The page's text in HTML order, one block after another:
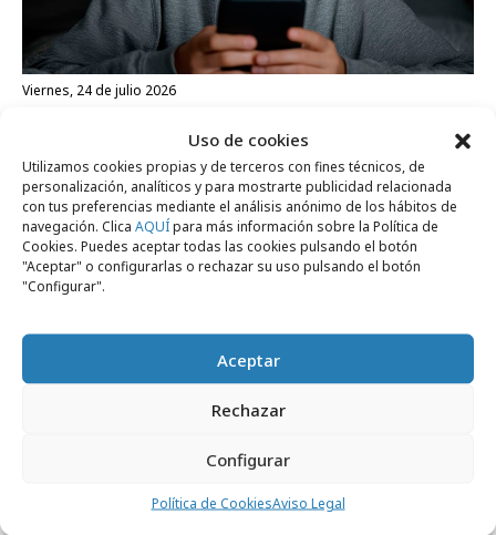
Uso de cookies
Utilizamos cookies propias y de terceros con fines técnicos, de
personalización, analíticos y para mostrarte publicidad relacionada
con tus preferencias mediante el análisis anónimo de los hábitos de
navegación. Clica AQUÍpara más información sobre la Política de
Cookies. Puedes aceptar todas las cookies pulsando el botón
"Aceptar" o configurarlas o rechazar su uso pulsando el botón
"Configurar".
Aceptar
Rechazar
Configurar
Política de CookiesAviso Legal
viernes, 24 de julio 2026
redes sociales a menores de 15 años
Formación y estudios